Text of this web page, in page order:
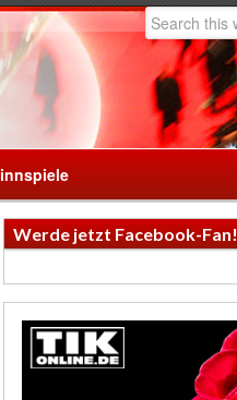
Werde jetzt Facebook-Fan!